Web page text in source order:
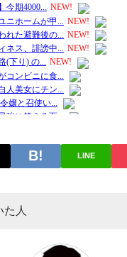
LINE
た人